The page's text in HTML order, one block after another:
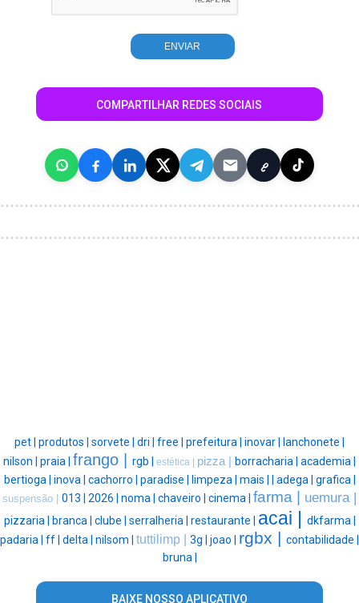
COMPARTILHAR REDES SOCIAIS
pet | produtos | sorvete | dri | free | prefeitura | inovar |
lanchonete |
nilson | praia | frango | rgb | estética | pizza | borracharia | academia |
bertioga | inova | cachorro | paradise | limpeza | mais | adega | grafica |
suspensão | 013 | 2026 | noma | chaveiro | cinema | farma | uemura |
pizzaria | branca | clube | serralheria | restaurante | acai | dkfarma |
padaria | ff | delta | nilsom | tuttilimp | 3g | joao | rgbx | contabilidade |
bruna |
BAIXE NOSSO APLICATIVO